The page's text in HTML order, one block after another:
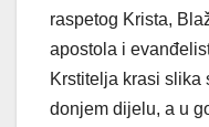
raspetog Krista,
apostola i
Krstitelja krasi slika
donjem dijelu, a u